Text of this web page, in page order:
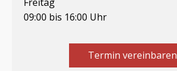
09:00 bis 16:00 Uhr
Termin vereinbaren